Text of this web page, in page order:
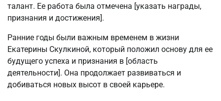
талант. Ее работа была отмечена [указать награды,
признания и достижения].
Ранние годы были важным временем в жизни
Екатерины Скулкиной, который положил основу для ее
будущего успеха и признания в [область
деятельности]. Она продолжает развиваться и
добиваться новых высот в своей карьере.